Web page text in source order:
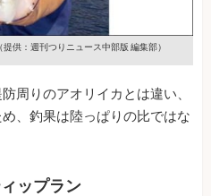
（提供：週刊つりニュース中部版 編集部）
周りのアオリイカとは違い、
、釣果は陸っぱりの比ではな
ップラン